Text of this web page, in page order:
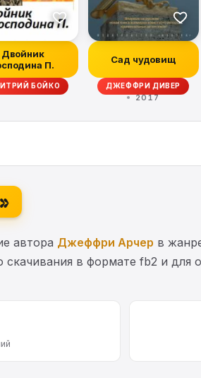
Двойник
П.
БОЙКО
Сад чудовищ
ДЖЕФФРИ ДИВЕР
2017
автора Джеффри Арчер в
скачивания в формате fb2 и